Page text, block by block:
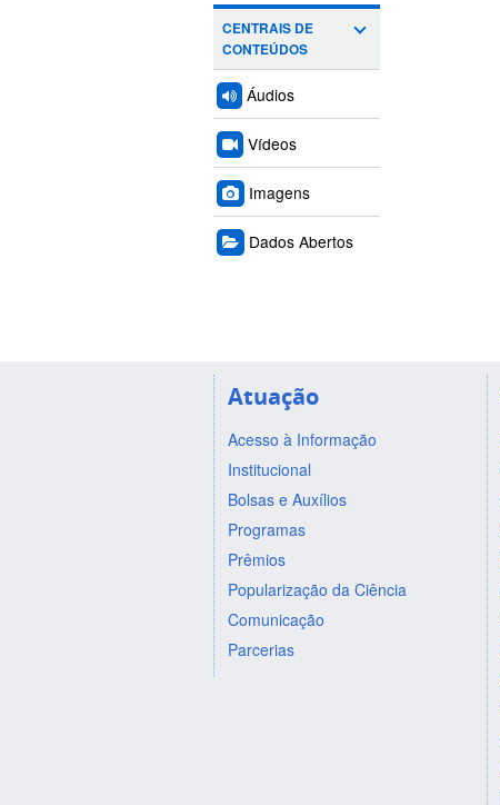
CENTRAIS DE
CONTEÚDOS
Áudios
Vídeos
Imagens
Dados Abertos
Atuação
Acesso à Informação
Institucional
Bolsas e Auxílios
Programas
Prêmios
Popularização da Ciência
Comunicação
Parcerias